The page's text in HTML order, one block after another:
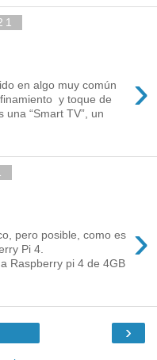
›
en algo muy común
y toque de
“Smart TV”, un
›
pero posible, como es
Pi 4.
Raspberry pi 4 de 4GB
›